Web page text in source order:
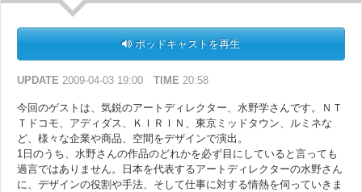
ポッドキャストを再生
UPDATE 2009-04-03 19:00 TIME 20:58
今回のゲストは、気鋭のアートディレクター、水野学さんです。ＮＴ
Ｔドコモ、アディダス、ＫＩＲＩＮ、東京ミッドタウン、ルミネな
ど、様々な企業や商品、空間をデザインで演出。
1日のうち、水野さんの作品のどれかを必ず目にしていると言っても
過言ではありません。日本を代表するアートディレクターの水野さん
に、デザインの役割や手法、そして仕事に対する情熱を伺っていきま